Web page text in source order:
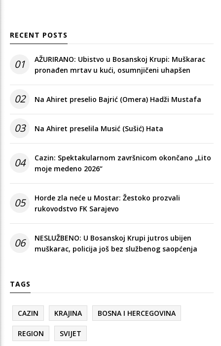
RECENT POSTS
01
AŽURIRANO: Ubistvo u Bosanskoj Krupi: Muškarac
pronađen mrtav u kući, osumnjičeni uhapšen
02 Na Ahiret preselio Bajrić (Omera) Hadži Mustafa
03 Na Ahiret preselila Musić (Sušić) Hata
04
Cazin: Spektakularnom završnicom okončano „Lito
moje medeno 2026“
05
Horde zla neće u Mostar: Žestoko prozvali
rukovodstvo FK Sarajevo
06
NESLUŽBENO: U Bosanskoj Krupi jutros ubijen
muškarac, policija još bez službenog saopćenja
TAGS
CAZIN KRAJINA BOSNA I HERCEGOVINA
REGION SVIJET